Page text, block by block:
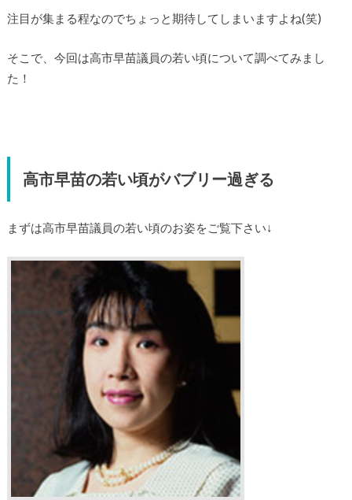
注目が集まる程なのでちょっと期待してしまいますよね(笑)
そこで、今回は高市早苗議員の若い頃について調べてみまし
た！
高市早苗の若い頃がバブリー過ぎる
まずは高市早苗議員の若い頃のお姿をご覧下さい↓